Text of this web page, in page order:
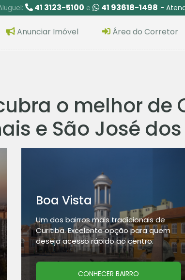
41 3123-5100 e 41 93618-1498 -
Anunciar Imóvel Área do Corretor
o melhor de
e São José
Boa Vista
Um dos bairros mais tradicionais de
Curitiba. Excelente opção para quem
deseja acesso rápido ao centro.
CONHECER BAIRRO